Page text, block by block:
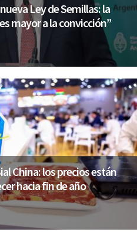
Ley de Semillas: la
mayor a la convicción”
China: los precios están
hacia fin de año